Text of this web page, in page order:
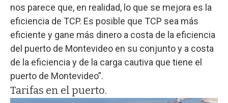
nos parece que, en realidad, lo que se mejora es la
eficiencia de TCP. Es posible que TCP sea más
eficiente y gane más dinero a costa de la eficiencia
del puerto de Montevideo en su conjunto y a costa
de la eficiencia y de la carga cautiva que tiene el
puerto de Montevideo”.
Tarifas en el puerto.